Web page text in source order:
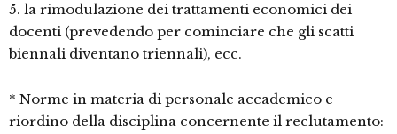
5. la rimodulazione dei trattamenti economici dei
docenti (prevedendo per cominciare che gli scatti
biennali diventano triennali), ecc.
* Norme in materia di personale accademico e
riordino della disciplina concernente il reclutamento: